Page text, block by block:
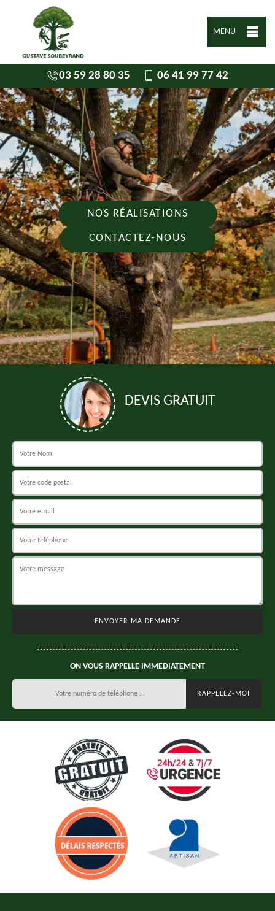
MENU
03 59 28 80 35 06 41 99 77 42
NOS RÉALISATIONS
CONTACTEZ-NOUS
DEVIS GRATUIT
ON VOUS RAPPELLE IMMEDIATEMENT